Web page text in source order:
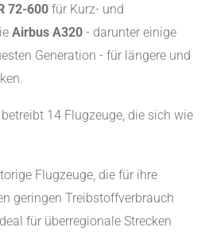
72-600 für Kurz- und
Airbus A320 - darunter einige
Generation - für längere und
betreibt 14 Flugzeuge, die sich wie
Flugzeuge, die für ihre
geringen Treibstoffverbrauch
für überregionale Strecken